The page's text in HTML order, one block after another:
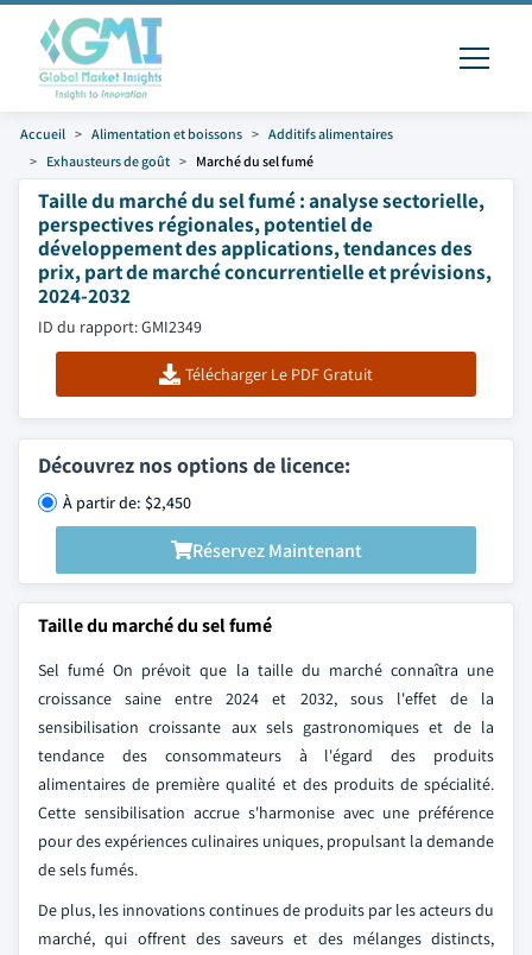
Accueil Alimentation et boissons
Additifs alimentaires
Exhausteurs de goût
Marché du sel fumé
Taille du marché du sel fumé : analyse sectorielle,
perspectives régionales, potentiel de
développement des applications, tendances des
prix, part de marché concurrentielle et prévisions,
2024-2032
ID du rapport: GMI2349
Télécharger Le PDF Gratuit
Découvrez nos options de licence:
À partir de: $2,450
Réservez Maintenant
Taille du marché du sel fumé
Sel fumé On prévoit que la taille du marché connaîtra une
croissance saine entre 2024 et 2032, sous l'effet de la
sensibilisation croissante aux sels gastronomiques et de la
tendance des consommateurs à l'égard des produits
alimentaires de première qualité et des produits de spécialité.
Cette sensibilisation accrue s'harmonise avec une préférence
pour des expériences culinaires uniques, propulsant la demande
de sels fumés.
De plus, les innovations continues de produits par les acteurs du
marché, qui offrent des saveurs et des mélanges distincts,